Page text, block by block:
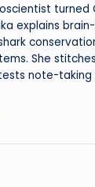
turned
explains
She
note-taking